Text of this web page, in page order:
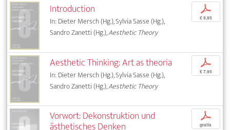
Introduction
In: Dieter Mersch (Hg.), Sylvia Sasse (Hg.),
Sandro Zanetti (Hg.),Aesthetic Theory
p
€ 9,95
Aesthetic Thinking: Art as theoria
In: Dieter Mersch (Hg.), Sylvia Sasse (Hg.),
Sandro Zanetti (Hg.),Aesthetic Theory
p
€ 7,95
Vorwort: Dekonstruktion und
ästhetisches Denken
p
gratis